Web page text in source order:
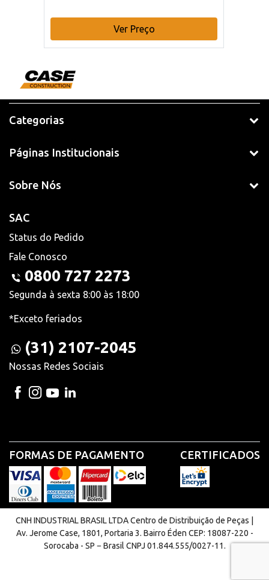
Ver Preço
Categorias
Páginas Institucionais
Sobre Nós
SAC
Status do Pedido
Fale Conosco
0800 727 2273
Segunda à sexta 8:00 às 18:00
*Exceto feriados
(31) 2107-2045
Nossas Redes Sociais
FORMAS DE PAGAMENTO CERTIFICADOS
CNH INDUSTRIAL BRASIL LTDA Centro de Distribuição de Peças |
Av. Jerome Case, 1801, Portaria 3. Bairro Éden CEP: 18087-220 -
Sorocaba - SP − Brasil CNPJ 01.844.555/0027-11.